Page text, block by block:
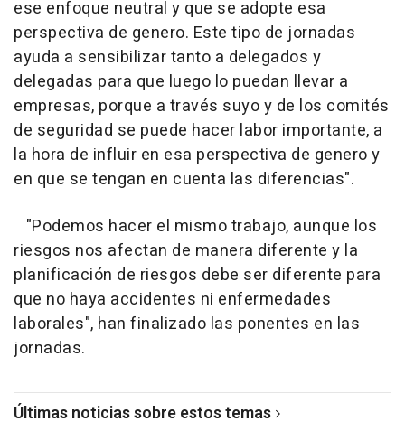
ese enfoque neutral y que se adopte esa
perspectiva de genero. Este tipo de jornadas
ayuda a sensibilizar tanto a delegados y
delegadas para que luego lo puedan llevar a
empresas, porque a través suyo y de los comités
de seguridad se puede hacer labor importante, a
la hora de influir en esa perspectiva de genero y
en que se tengan en cuenta las diferencias".
"Podemos hacer el mismo trabajo, aunque los
riesgos nos afectan de manera diferente y la
planificación de riesgos debe ser diferente para
que no haya accidentes ni enfermedades
laborales", han finalizado las ponentes en las
jornadas.
Últimas noticias sobre estos temas